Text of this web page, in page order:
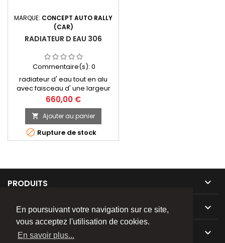
En poursuivant votre navigation sur ce site,
vous acceptez l'utilisation de cookies.
En savoir plus...
MARQUE: CONCEPT AUTO RALLY
(CAR)
RADIATEUR D EAU 306
Commentaire(s): 0
radiateur d' eau tout en alu
avec faisceau d' une largeur
de 45 mm remplace celui de
serie , aucune modification a
prévoir
Prix
660,00 €
 Ajouter au panier
 Rupture de stock
PRODUITS 
NOTRE SOCIÉTÉ 
VOTRE COMPTE 